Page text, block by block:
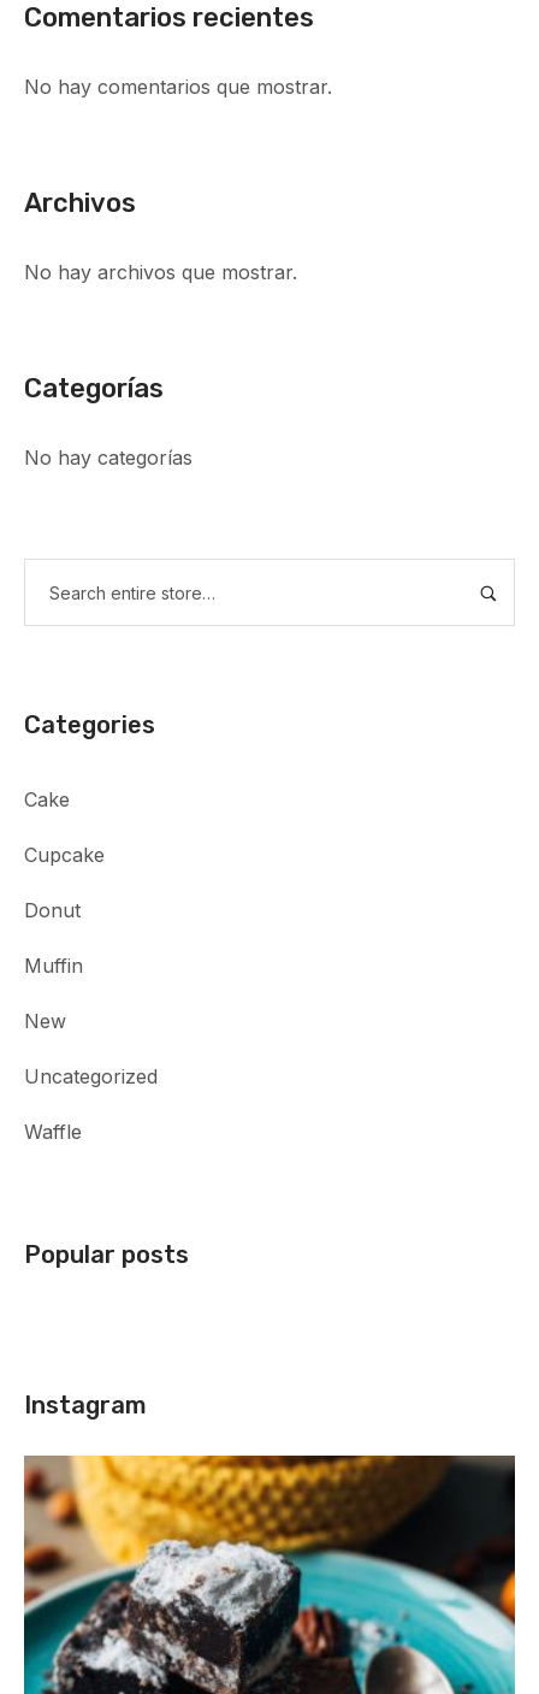
Comentarios recientes
No hay comentarios que mostrar.
Archivos
No hay archivos que mostrar.
Categorías
No hay categorías
Categories
Cake
Cupcake
Donut
Muffin
New
Uncategorized
Waffle
Popular posts
Instagram